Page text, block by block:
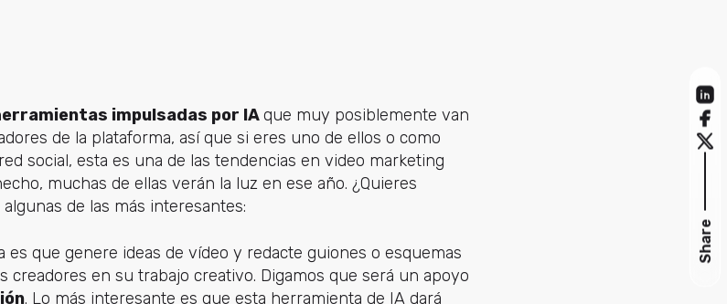
impulsadas por IAque muy posiblemente van
de la plataforma, así que si eres uno de ellos o como
social, esta es una de las tendencias en video marketing
muchas de ellas verán la luz en ese año. ¿Quieres
de las más interesantes:
es que genere ideas de vídeo y redacte guiones o esquemas
creadores en su trabajo creativo. Digamos que será un apoyo
. Lo más interesante es que esta herramienta de IA dará
Share